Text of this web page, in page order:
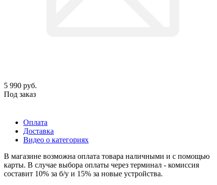
5 990 руб.
Под заказ
Оплата
Доставка
Видео о категориях
В магазине возможна оплата товара наличными и с помощью
карты. В случае выбора оплаты через терминал - комиссия
составит 10% за б/у и 15% за новые устройства.